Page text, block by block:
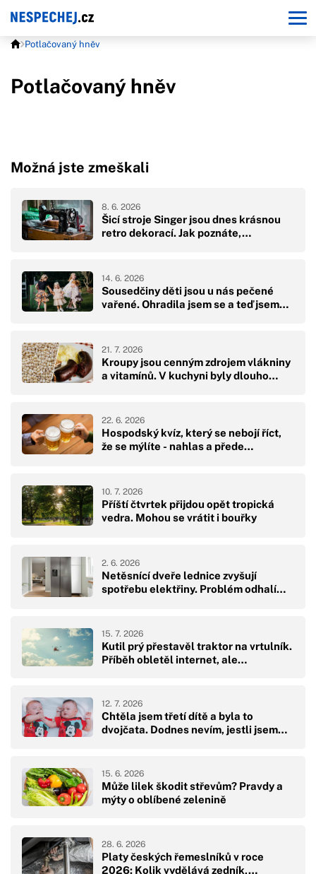
Potlačovaný hněv
Potlačovaný hněv
Možná jste zmeškali
Šicí stroje Singer jsou dnes krásnou
retro dekorací. Jak poznáte,…
8. 6. 2026
Sousedčiny děti jsou u nás pečené
vařené. Ohradila jsem se a teď jsem…
14. 6. 2026
Kroupy jsou cenným zdrojem vlákniny
a vitamínů. V kuchyni byly dlouho…
21. 7. 2026
Hospodský kvíz, který se nebojí říct,
že se mýlíte - nahlas a přede…
22. 6. 2026
Příští čtvrtek přijdou opět tropická
vedra. Mohou se vrátit i bouřky
10. 7. 2026
Netěsnící dveře lednice zvyšují
spotřebu elektřiny. Problém odhalí…
2. 6. 2026
Kutil prý přestavěl traktor na vrtulník.
Příběh obletěl internet, ale…
15. 7. 2026
Chtěla jsem třetí dítě a byla to
dvojčata. Dodnes nevím, jestli jsem…
12. 7. 2026
Může lilek škodit střevům? Pravdy a
mýty o oblíbené zelenině
15. 6. 2026
Platy českých řemeslníků v roce
2026: Kolik vydělává zedník,…
28. 6. 2026